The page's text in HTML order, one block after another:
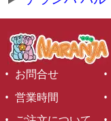
お問合せ
営業時間